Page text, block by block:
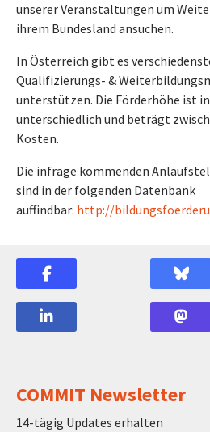
unserer Veranstaltungen um
ihrem Bundesland ansuchen.
In Österreich gibt es
Qualifizierungs- &
unterstützen. Die Förderhöhe ist
unterschiedlich und beträgt
Kosten.
Die infrage kommenden
sind in der folgenden Datenbank
auffindbar: http://
COMMIT Newsletter
14-tägig Updates erhalten